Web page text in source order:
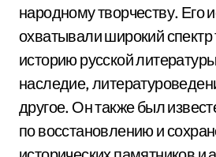
народному творчеству. Его
охватывали широкий
историю русской
наследие,
другое. Он также был
по восстановлению и